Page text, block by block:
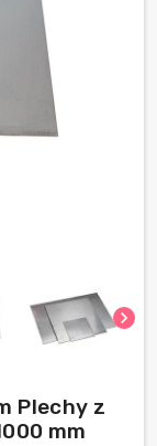
chevron_right
Plechy z
mm